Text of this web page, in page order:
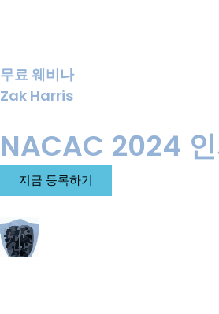
무료 웨비나
Zak Harris
NACAC 2024
지금 등록하기